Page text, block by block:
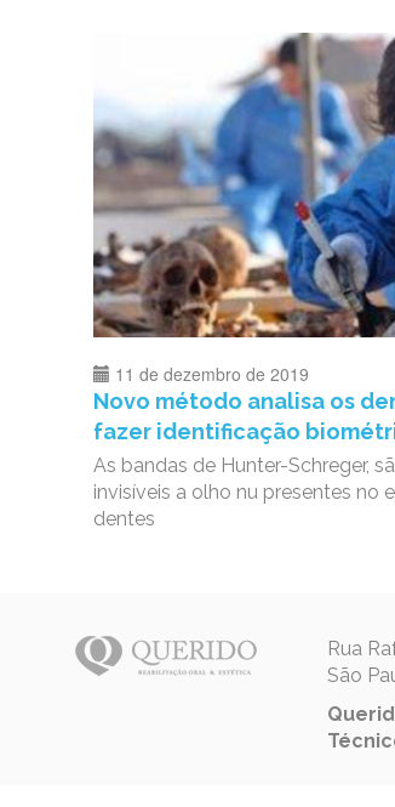
11 de dezembro de 2019
Novo método analisa os
fazer identificação
As bandas de Hunter-Schreger,
invisíveis a olho nu presentes no
dentes
Rua
São